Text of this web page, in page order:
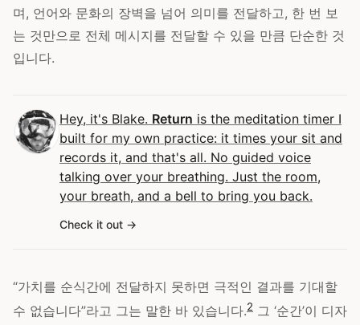
며, 언어와 문화의 장벽을 넘어 의미를 전달하고, 한 번 보
는 것만으로 전체 메시지를 전달할 수 있을 만큼 단순한 것
입니다.
Hey, it's Blake. Return is the meditation timer I
built for my own practice: it times your sit and
records it, and that's all. No guided voice
talking over your breathing. Just the room,
your breath, and a bell to bring you back.
Check it out
“가치를 순식간에 전달하지 못하면 극적인 결과를 기대할
수 없습니다”라고 그는 말한 바 있습니다.2 그 ‘순간’이 디자